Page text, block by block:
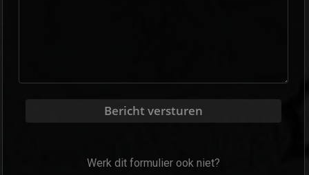
Bericht versturen
Werk dit formulier ook niet?